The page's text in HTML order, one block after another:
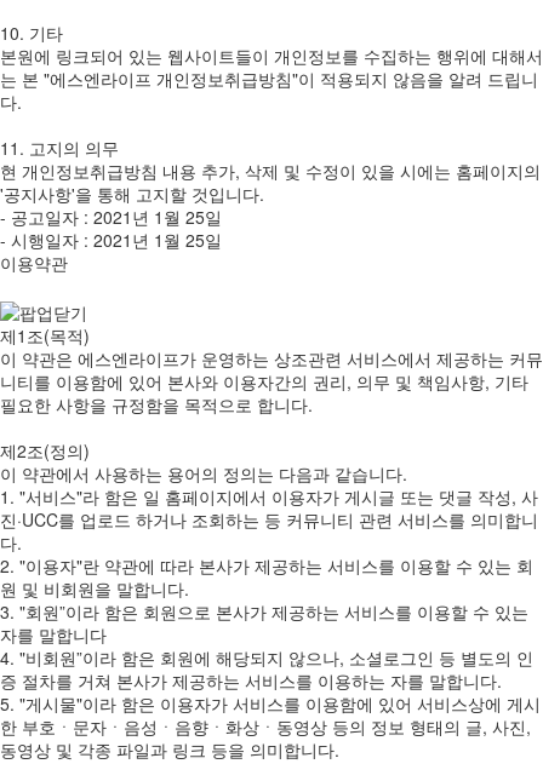
10. 기타
본원에 링크되어 있는 웹사이트들이 개인정보를 수집하는 행위에 대해서
는 본 "에스엔라이프 개인정보취급방침"이 적용되지 않음을 알려 드립니
다.
11. 고지의 의무
현 개인정보취급방침 내용 추가, 삭제 및 수정이 있을 시에는 홈페이지의
'공지사항'을 통해 고지할 것입니다.
- 공고일자 : 2021년 1월 25일
- 시행일자 : 2021년 1월 25일
이용약관
제1조(목적)
이 약관은 에스엔라이프가 운영하는 상조관련 서비스에서 제공하는 커뮤
니티를 이용함에 있어 본사와 이용자간의 권리, 의무 및 책임사항, 기타
필요한 사항을 규정함을 목적으로 합니다.
제2조(정의)
이 약관에서 사용하는 용어의 정의는 다음과 같습니다.
1. "서비스"라 함은 일 홈페이지에서 이용자가 게시글 또는 댓글 작성, 사
진·UCC를 업로드 하거나 조회하는 등 커뮤니티 관련 서비스를 의미합니
다.
2. "이용자"란 약관에 따라 본사가 제공하는 서비스를 이용할 수 있는 회
원 및 비회원을 말합니다.
3. "회원”이라 함은 회원으로 본사가 제공하는 서비스를 이용할 수 있는
자를 말합니다
4. "비회원”이라 함은 회원에 해당되지 않으나, 소셜로그인 등 별도의 인
증 절차를 거쳐 본사가 제공하는 서비스를 이용하는 자를 말합니다.
5. "게시물"이라 함은 이용자가 서비스를 이용함에 있어 서비스상에 게시
한 부호ㆍ문자ㆍ음성ㆍ음향ㆍ화상ㆍ동영상 등의 정보 형태의 글, 사진,
동영상 및 각종 파일과 링크 등을 의미합니다.